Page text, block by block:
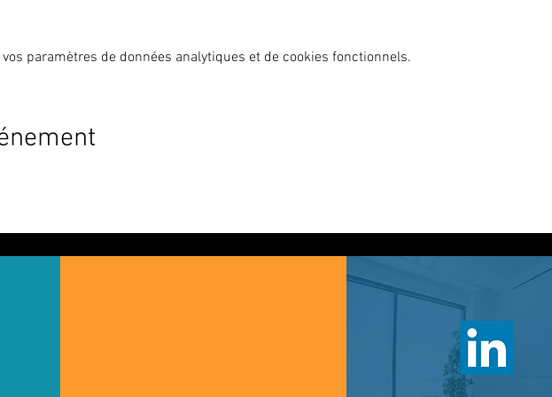
découverte déduis du prix total lors de l'inscription).
vacances scolaires)
de 4h00, les samedis après-midis.
paramètres de données analytiques et de cookies fonctionnels.